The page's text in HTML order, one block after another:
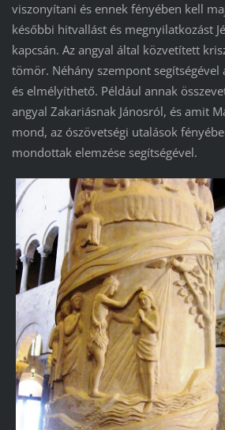
viszonyítani és ennek fényében kell
későbbi hitvallást és megnyilatkozást
kapcsán. Az angyal által közvetített
tömör. Néhány szempont
és elmélyíthető. Például annak
angyal Zakariásnak Jánosról, és amit
mond, az ószövetségi utalások
mondottak elemzése segítségével.